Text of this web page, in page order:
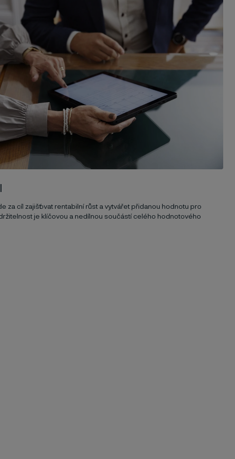
za cíl zajišťovat rentabilní růst a vytvářet přidanou hodnotu pro
je klíčovou a nedílnou součástí celého hodnotového